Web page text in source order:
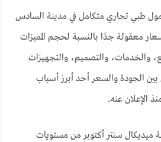
طبي تجاري متكامل في مدينة السادس
معقولة جدًا بالنسبة لحجم المميزات
والخدمات، والتصميم، والتجهيزات
بين الجودة والسعر أحد أبرز أسباب
الإعلان عنه.
ميديكال سنتر أكتوبر من مستويات